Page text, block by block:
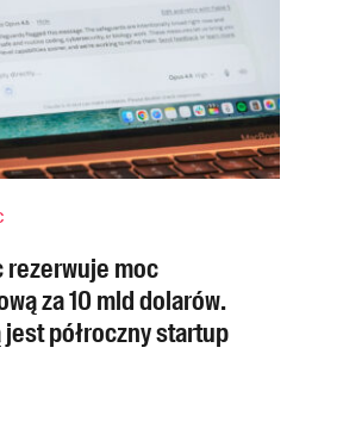
moc
za 10 mld dolarów.
jest półroczny startup